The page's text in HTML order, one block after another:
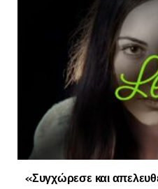
«Συγχώρεσε και